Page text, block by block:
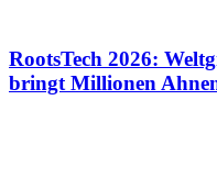
RootsTech 2026:
bringt Millionen